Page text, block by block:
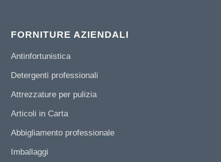
FORNITURE AZIENDALI
Antinfortunistica
Detergenti professionali
Attrezzature per pulizia
Articoli in Carta
Abbigliamento professionale
Imballaggi